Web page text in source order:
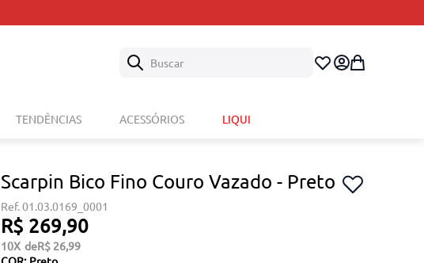
Buscar
TENDÊNCIAS ACESSÓRIOS LIQUI
Scarpin Bico Fino Couro Vazado - Preto
01.03.0169_0001
R$ 269,90
10 R$ 26,99